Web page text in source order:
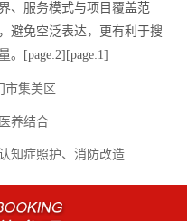
、服务模式与项目覆盖范
避免空泛表达，更有利于搜
。[page:2][page:1]
市集美区
养结合
知症照护、消防改造